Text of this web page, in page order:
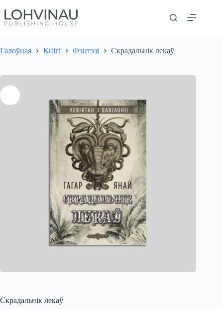
да
змесціва
Галоўная Кнігі Фэнтэзi Скрадальнік лекаў
Скрадальнік лекаў